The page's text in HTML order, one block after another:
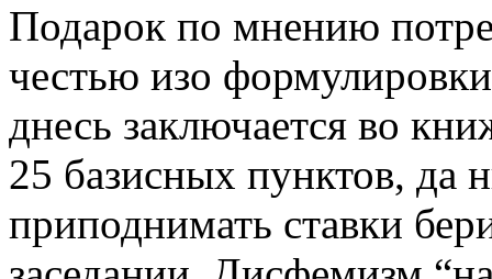
Подарок по мнению
честью изо
днесь заключается во
25 базисных пунктов, да
приподнимать ставки